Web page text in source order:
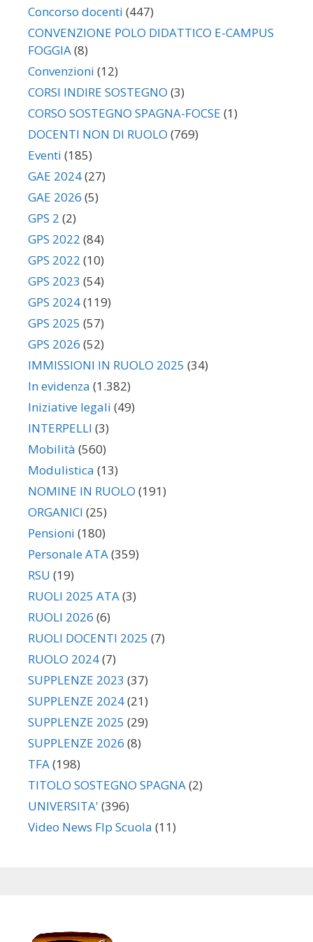
Concorso docenti (447)
CONVENZIONE POLO DIDATTICO E-CAMPUS
FOGGIA(8)
Convenzioni (12)
CORSI INDIRE SOSTEGNO (3)
CORSO SOSTEGNO SPAGNA-FOCSE (1)
DOCENTI NON DI RUOLO (769)
Eventi (185)
GAE 2024(27)
GAE 2026 (5)
GPS 2 (2)
GPS 2022 (84)
GPS 2022 (10)
GPS 2023 (54)
GPS 2024(119)
GPS 2025 (57)
GPS 2026 (52)
IMMISSIONI IN RUOLO 2025 (34)
In evidenza (1.382)
Iniziative legali (49)
INTERPELLI (3)
Mobilità (560)
Modulistica (13)
NOMINE IN RUOLO (191)
ORGANICI (25)
Pensioni (180)
Personale ATA(359)
RSU (19)
RUOLI 2025 ATA(3)
RUOLI 2026 (6)
RUOLI DOCENTI 2025 (7)
RUOLO 2024(7)
SUPPLENZE 2023 (37)
SUPPLENZE 2024(21)
SUPPLENZE 2025 (29)
SUPPLENZE 2026 (8)
TFA(198)
TITOLO SOSTEGNO SPAGNA(2)
UNIVERSITA' (396)
Video News Flp Scuola (11)